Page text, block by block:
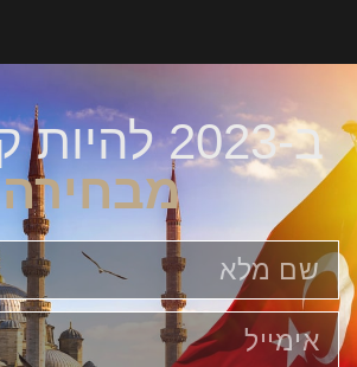
ב-2023 להיות קירח זה
מבחירה